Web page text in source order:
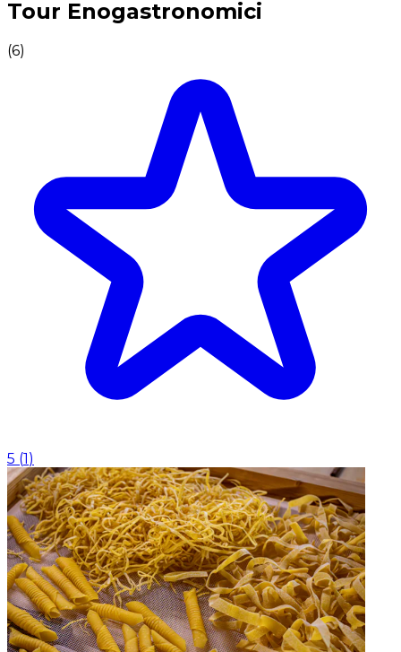
Tour Enogastronomici
(6)
5 (1)